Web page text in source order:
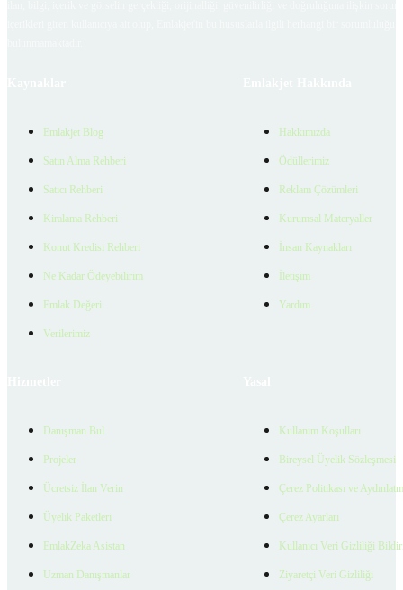
Emlakjet Blog
Satın Alma Rehberi
Satıcı Rehberi
Kiralama Rehberi
Konut Kredisi Rehberi
Ne Kadar Ödeyebilirim
Emlak Değeri
Verilerimiz
Hakkımızda
Ödüllerimiz
Reklam Çözümleri
Kurumsal Materyaller
İnsan Kaynakları
İletişim
Yardım
Danışman Bul
Projeler
Ücretsiz İlan Verin
Üyelik Paketleri
EmlakZeka Asistan
Uzman Danışmanlar
Kullanım Koşulları
Bireysel Üyelik Sözleşmesi
Çerez Politikası ve
Çerez Ayarları
Kullanıcı Veri Gizliliği
Ziyaretçi Veri Gizliliği